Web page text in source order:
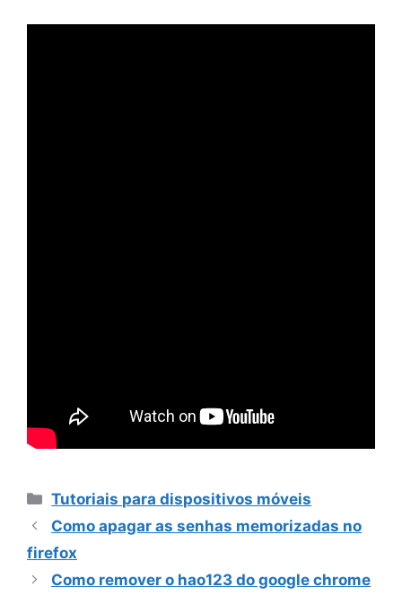
Categorias
Tutoriais para dispositivos móveis
Como apagar as senhas memorizadas no
firefox
Como remover o hao123 do google chrome